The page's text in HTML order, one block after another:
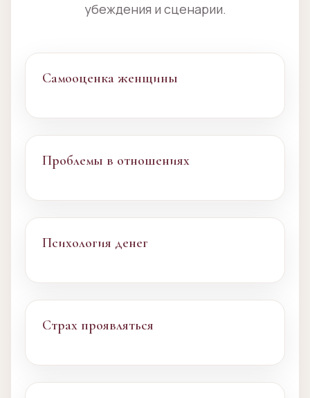
убеждения и сценарии.
Самооценка женщины
Проблемы в отношениях
Психология денег
Страх проявляться